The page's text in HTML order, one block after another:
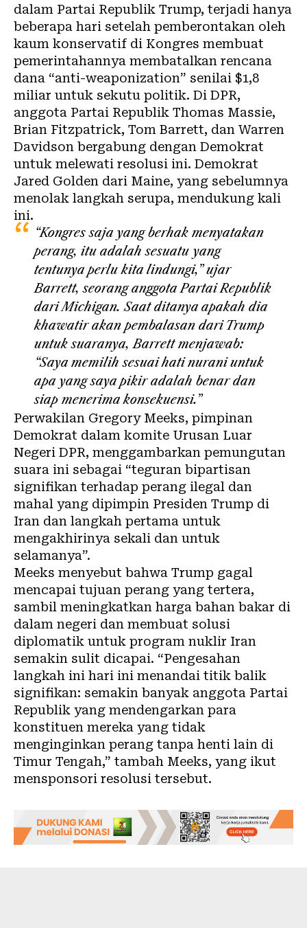
dalam Partai Republik Trump, terjadi hanya
beberapa hari setelah pemberontakan oleh
kaum konservatif di Kongres membuat
pemerintahannya membatalkan rencana
dana “anti-weaponization” senilai $1,8
miliar untuk sekutu politik. Di DPR,
anggota Partai Republik Thomas Massie,
Brian Fitzpatrick, Tom Barrett, dan Warren
Davidson bergabung dengan Demokrat
untuk melewati resolusi ini. Demokrat
Jared Golden dari Maine, yang sebelumnya
menolak langkah serupa, mendukung kali
ini.
“Kongres saja yang berhak menyatakan
perang, itu adalah sesuatu yang
tentunya perlu kita lindungi,” ujar
Barrett, seorang anggota Partai Republik
dari Michigan. Saat ditanya apakah dia
khawatir akan pembalasan dari Trump
untuk suaranya, Barrett menjawab:
“Saya memilih sesuai hati nurani untuk
apa yang saya pikir adalah benar dan
siap menerima konsekuensi.”
Perwakilan Gregory Meeks, pimpinan
Demokrat dalam komite Urusan Luar
Negeri DPR, menggambarkan pemungutan
suara ini sebagai “teguran bipartisan
signifikan terhadap perang ilegal dan
mahal yang dipimpin Presiden Trump di
Iran dan langkah pertama untuk
mengakhirinya sekali dan untuk
selamanya”.
Meeks menyebut bahwa Trump gagal
mencapai tujuan perang yang tertera,
sambil meningkatkan harga bahan bakar di
dalam negeri dan membuat solusi
diplomatik untuk program nuklir Iran
semakin sulit dicapai. “Pengesahan
langkah ini hari ini menandai titik balik
signifikan: semakin banyak anggota Partai
Republik yang mendengarkan para
konstituen mereka yang tidak
menginginkan perang tanpa henti lain di
Timur Tengah,” tambah Meeks, yang ikut
mensponsori resolusi tersebut.